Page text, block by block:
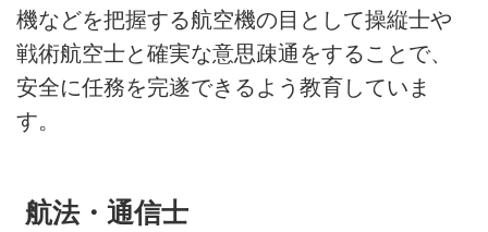
機などを把握する航空機の目として操縦士や
戦術航空士と確実な意思疎通をすることで、
安全に任務を完遂できるよう教育していま
す。
航法・通信士